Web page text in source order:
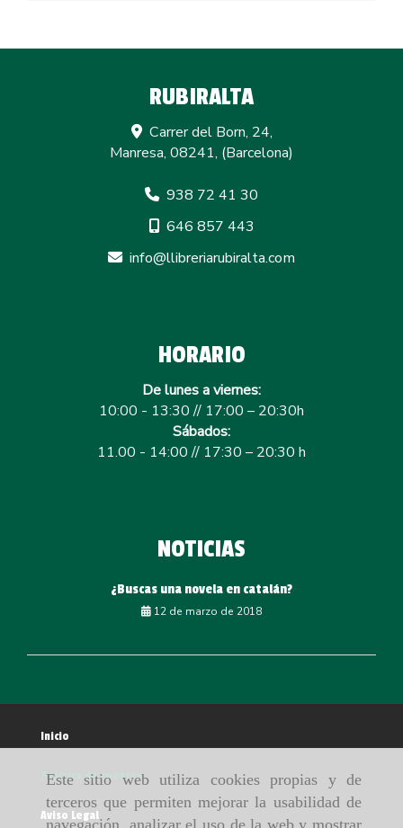
Este sitio web utiliza cookies propias y de
terceros que permiten mejorar la usabilidad de
RUBIRALTA
Carrer del Born, 24,
Manresa, 08241, (Barcelona)
938 72 41 30
646 857 443
info
llibreriarubiralta.com
HORARIO
De lunes a viernes:
10:00 - 13:30 // 17:00 – 20:30h
Sábados:
11.00 - 14:00 // 17:30 – 20:30 h
NOTICIAS
¿Buscas una novela en catalán?
12 de marzo de 2018
Inicio
Política de cookies
Aviso Legal